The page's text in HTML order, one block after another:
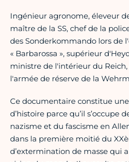
Ingénieur agronome, éleveur
maître de la SS, chef de la
des Sonderkommando lors de
« Barbarossa », supérieur
ministre de l'intérieur du
l'armée de réserve de la
Ce documentaire constitue
d’histoire parce qu’il s’occupe
nazisme et du fascisme en
dans la première moitié du
d’extermination de masse qui